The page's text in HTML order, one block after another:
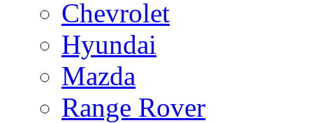
Chevrolet
Hyundai
Mazda
Range Rover